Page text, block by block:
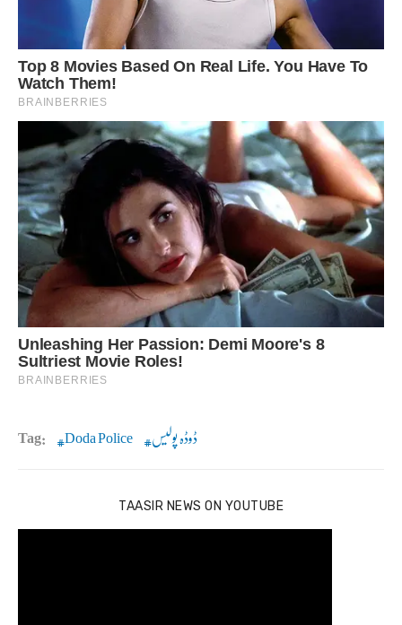
Tag: Doda Police ڈوڈہ پولیس
TAASIR NEWS ON YOUTUBE